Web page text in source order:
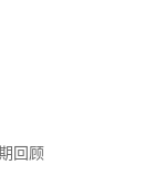
回顾